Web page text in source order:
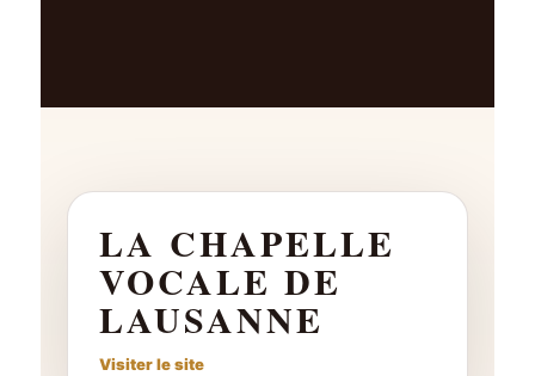
LA CHAPELLE
VOCALE DE
LAUSANNE
Visiter le site